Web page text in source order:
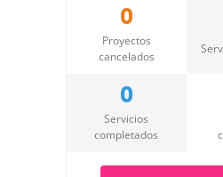
0
Proyectos
cancelados
0
Servicios
completados